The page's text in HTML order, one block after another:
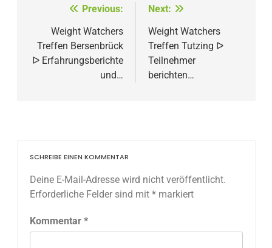
Beitragsnavigation
Previous:
Weight Watchers
Treffen Bersenbrück
ᐅ Erfahrungsberichte
und…
Next:
Weight Watchers
Treffen Tutzing ᐅ
Teilnehmer
berichten…
SCHREIBE EINEN KOMMENTAR
Deine E-Mail-Adresse wird nicht veröffentlicht.
Erforderliche Felder sind mit *markiert
Kommentar *